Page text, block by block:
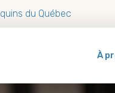
du Québec
À